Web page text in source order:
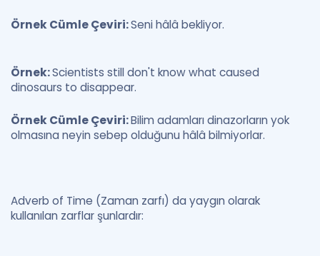
Örnek Cümle Çeviri:Seni hâlâ bekliyor.
Örnek:Scientists still don't know what caused
dinosaurs to disappear.
Örnek Cümle Çeviri:Bilim adamları dinazorların yok
olmasına neyin sebep olduğunu hâlâ bilmiyorlar.
Adverb of Time (Zaman zarfı) da yaygın olarak
kullanılan zarflar şunlardır: